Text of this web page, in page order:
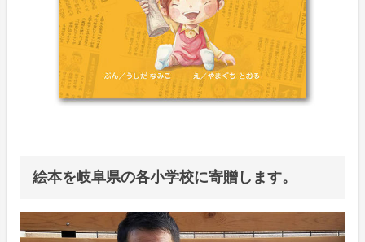
絵本を岐阜県の各小学校に寄贈します。